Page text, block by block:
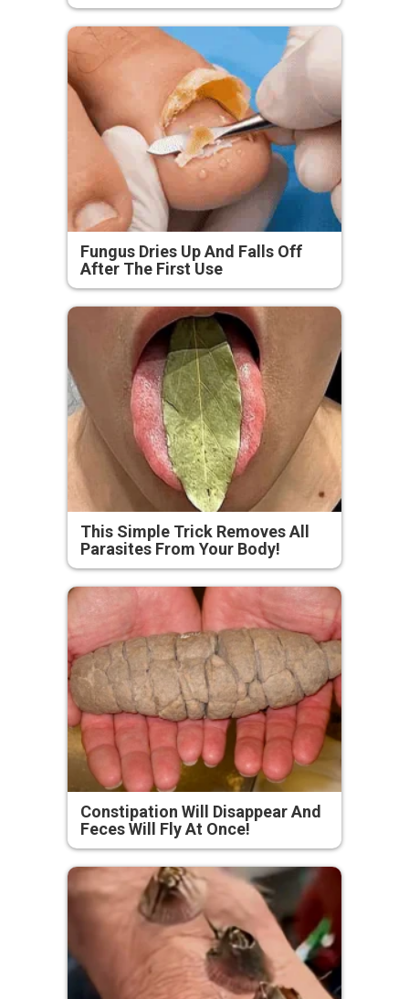
Fungus Dries Up And Falls Off
After The First Use
This Simple Trick Removes All
Parasites From Your Body!
Constipation Will Disappear And
Feces Will Fly At Once!